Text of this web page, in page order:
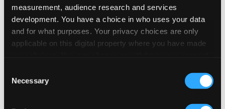
measurement, audience research and services
development. You have a choice in who uses your data
and for what purposes. Your privacy choices are only
applicable on this digital property where you have made
the Privacy trigger icon.
Selection
Necessary
reguladores podem incluir:
Informações de contato (por exemplo,
nome completo; cargo; função;
empregador/agência; endereço, telefone
Informações de histórico por exemplo,